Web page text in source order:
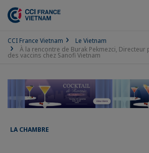
CCI France Vietnam
Le Vietnam
À la rencontre de Burak Pekmezci, Directeur
des vaccins chez Sanofi Vietnam
LA CHAMBRE